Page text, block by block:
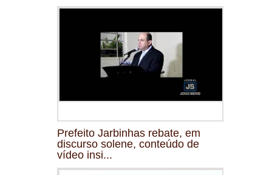
Prefeito Jarbinhas rebate, em
discurso solene, conteúdo de
vídeo insi...